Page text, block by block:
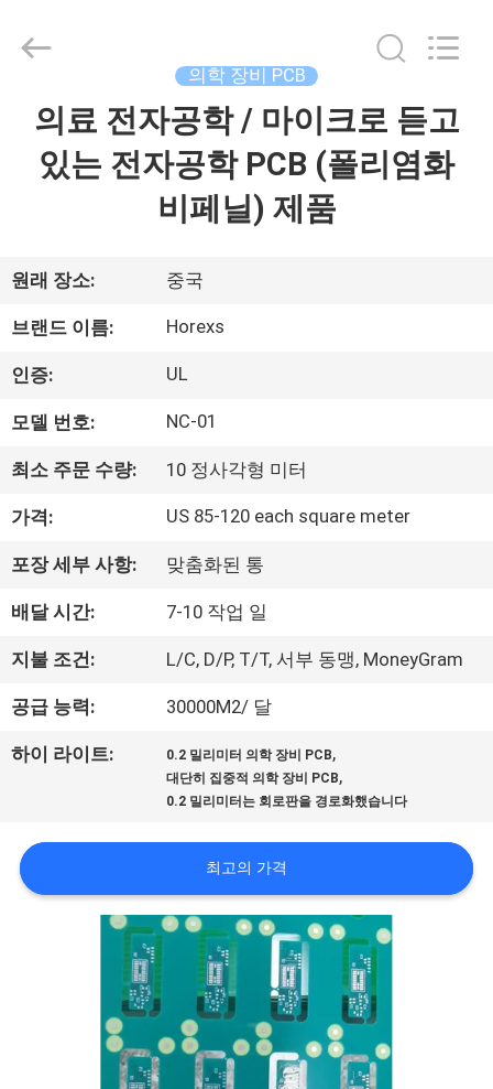
우
리
에
여
공
장
여
행
질
HongRuiXing
(Hubei)
Reserved.
의학 장비 PCB
의료 전자공학 / 마이크로 듣고
있는 전자공학 PCB (폴리염화
비페닐) 제품
원래 장소: 중국
브랜드 이름: Horexs
인증: UL
모델 번호: NC-01
최소 주문 수량: 10 정사각형 미터
가격: US 85-120 each square meter
포장 세부 사항: 맞춤화된 통
배달 시간: 7-10 작업 일
지불 조건: L/C, D/P, T/T, 서부 동맹, MoneyGram
공급 능력: 30000M2/ 달
하이 라이트: 0.2 밀리미터 의학 장비 PCB,
대단히 집중적 의학 장비 PCB,
0.2 밀리미터는 회로판을 경로화했습니다
최고의 가격